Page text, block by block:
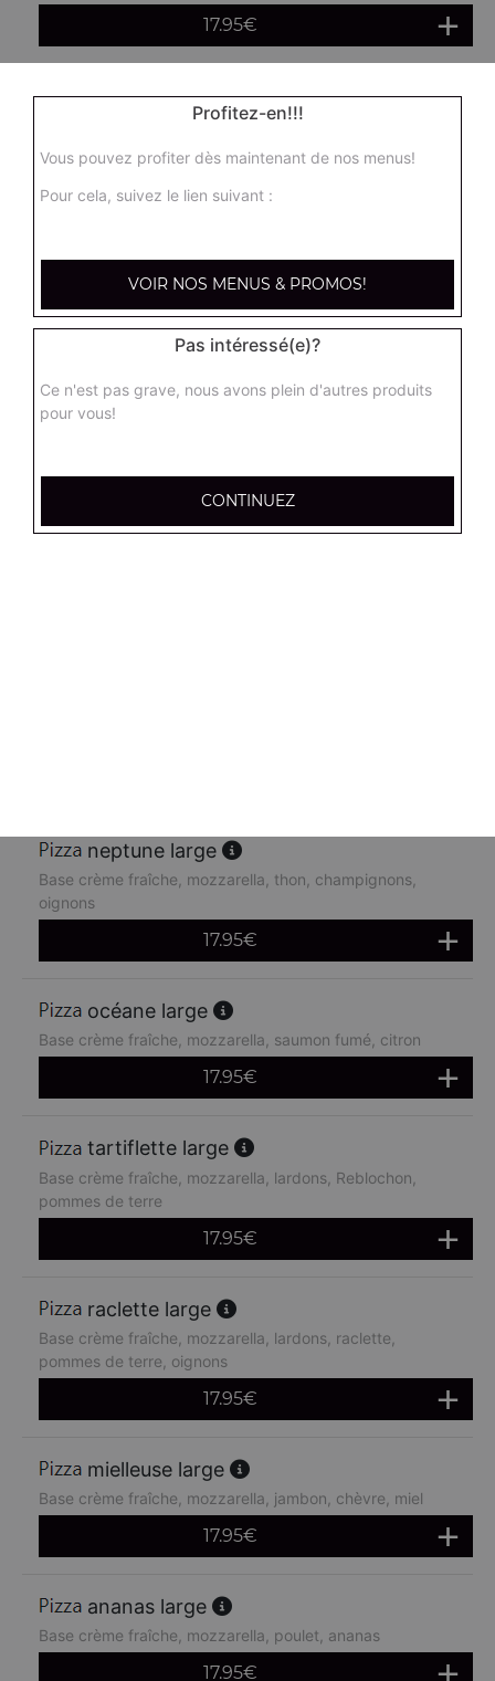
17.95€
boursin large
Base sauce tomate, mozzarella, viande hachée, oeuf
17.95€
Base sauce tomate, mozzarella, viande kébab, tomate
fraîches, oignons
17.95€
hannibale large
Base sauce tomate, boeuf, jambon, poulet, merguez
supreme sucuk large
neptune large
Base crème fraîche, mozzarella, thon, champignons,
oignons
17.95€
océane large
Base crème fraîche, mozzarella, saumon fumé, citron
17.95€
tartiflette large
Base crème fraîche, mozzarella, lardons, Reblochon,
pommes de terre
17.95€
raclette large
Base crème fraîche, mozzarella, lardons, raclette,
pommes de terre, oignons
17.95€
mielleuse large
Base crème fraîche, mozzarella, jambon, chèvre, miel
17.95€
ananas large
Base crème fraîche, mozzarella, poulet, ananas
17.95€
Profitez-en!!!
Vous pouvez profiter dès maintenant de nos menus!
Pour cela, suivez le lien suivant :
VOIR NOS MENUS & PROMOS!
Pas intéressé(e)?
Ce n'est pas grave, nous avons plein d'autres produits
pour vous!
CONTINUEZ